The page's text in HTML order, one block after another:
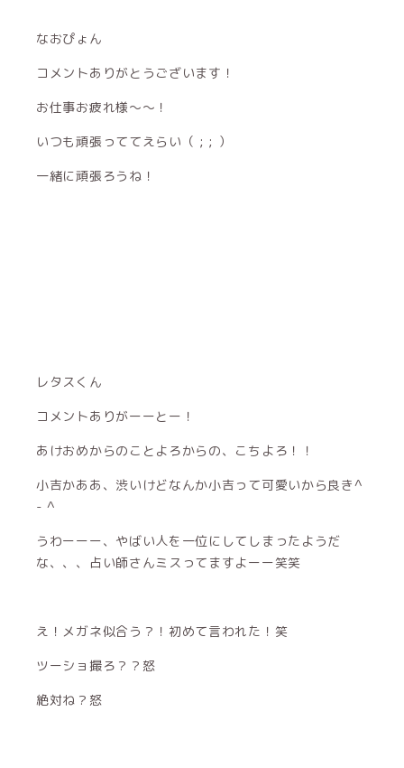
なおぴょん
コメントありがとうございます！
お仕事お疲れ様〜〜！
いつも頑張っててえらい（ ; ; ）
一緒に頑張ろうね！
レタスくん
コメントありがーーとー！
あけおめからのことよろからの、こちよろ！！
小吉かああ、渋いけどなんか小吉って可愛いから良き^
- ^
うわーーー、やばい人を一位にしてしまったようだ
な、、、占い師さんミスってますよーー笑笑
え！メガネ似合う？！初めて言われた！笑
ツーショ撮ろ？？怒
絶対ね？怒